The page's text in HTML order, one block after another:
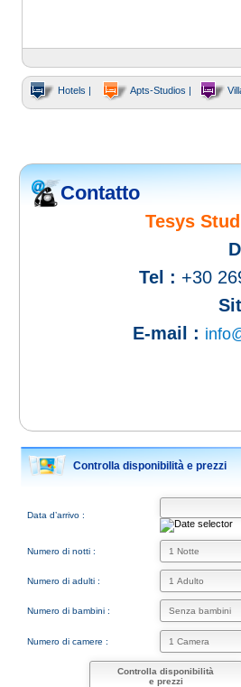
Hotels | Apts-Studios |
Contatto
Tesys
Tel : +30
E-mail :
Controlla disponibilità e prezzi
Data d’arrivo :
Numero di notti :
Numero di adulti :
Numero di bambini :
Numero di camere :
Controlla disponibilità
e prezzi